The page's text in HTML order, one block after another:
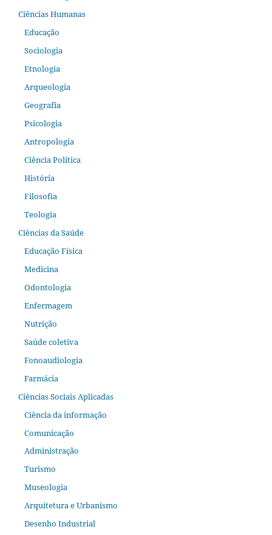
Ciências Humanas
Educação
Sociologia
Etnologia
Arqueologia
Geografia
Psicologia
Antropologia
Ciência Política
História
Filosofia
Teologia
Ciências da Saúde
Educação Física
Medicina
Odontologia
Enfermagem
Nutrição
Saúde coletiva
Fonoaudiologia
Farmácia
Ciências Sociais Aplicadas
Ciência da informação
Comunicação
Administração
Turismo
Museologia
Arquitetura e Urbanismo
Desenho Industrial